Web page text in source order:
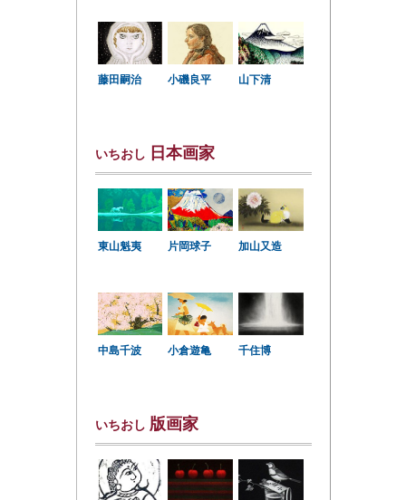
藤田嗣治 小磯良平 山下清
いちおし 日本画家
東山魁夷 片岡球子 加山又造
中島千波 小倉遊亀 千住博
いちおし 版画家